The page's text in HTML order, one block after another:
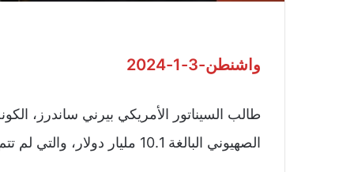
واشنطن-3-1-2024
طالب السيناتور الأمريكي بيرني ساندرز،
الصهيوني البالغة 10.1 مليار دولار، والتي لم تتم الموافقة عليها بعد.